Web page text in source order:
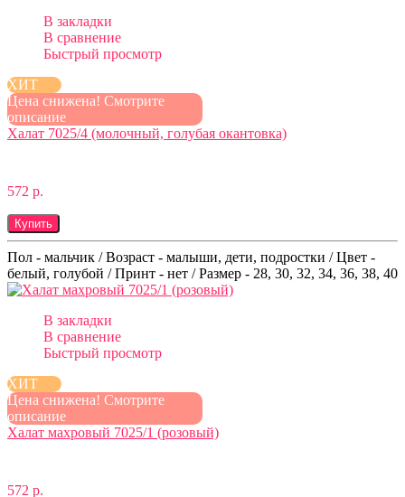
В закладки
В сравнение
Быстрый просмотр
ХИТ
Цена снижена! Смотрите
описание
Халат 7025/4 (молочный, голубая окантовка)
572 р.
Купить
Пол - мальчик / Возраст - малыши, дети, подростки / Цвет -
белый, голубой / Принт - нет / Размер - 28, 30, 32, 34, 36, 38, 40
В закладки
В сравнение
Быстрый просмотр
ХИТ
Цена снижена! Смотрите
описание
Халат махровый 7025/1 (розовый)
572 р.